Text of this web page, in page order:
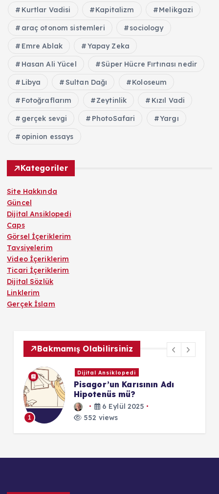
Kurtlar Vadisi Kapitalizm Melikgazi
araç otonom sistemleri sociology
Emre Ablak Yapay Zeka
Hasan Ali Yücel Süper Hücre Fırtınası nedir
Libya Sultan Dağı Koloseum
Fotoğraflarım Zeytinlik Kızıl Vadi
gerçek sevgi PhotoSafari Yargı
opinion essays
Kategoriler
Site Hakkında
Güncel
Dijital Ansiklopedi
Caps
Görsel İçeriklerim
Tavsiyelerim
Video İçeriklerim
Ticari İçeriklerim
Dijital Sözlük
Linklerim
Gerçek İslam
Bakmamış Olabilirsiniz
1
Dijital Ansiklopedi
Pisagor’un Karısının Adı
Hipotenüs mü?
6 Eylül 2025
552 views